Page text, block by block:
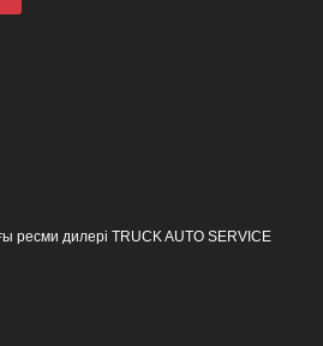
ресми дилері TRUCK AUTO SERVICE